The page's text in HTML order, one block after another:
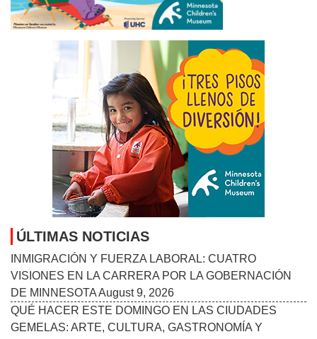
ÚLTIMAS NOTICIAS
INMIGRACIÓN Y FUERZA LABORAL: CUATRO
VISIONES EN LA CARRERA POR LA GOBERNACIÓN
DE MINNESOTAAugust 9, 2026
QUÉ HACER ESTE DOMINGO EN LAS CIUDADES
GEMELAS: ARTE, CULTURA, GASTRONOMÍA Y